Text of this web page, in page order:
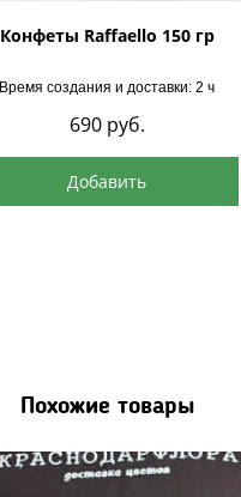
Конфеты Raffaello 150 гр
Время создания и доставки: 2 ч
690 руб.
Добавить
Похожие товары